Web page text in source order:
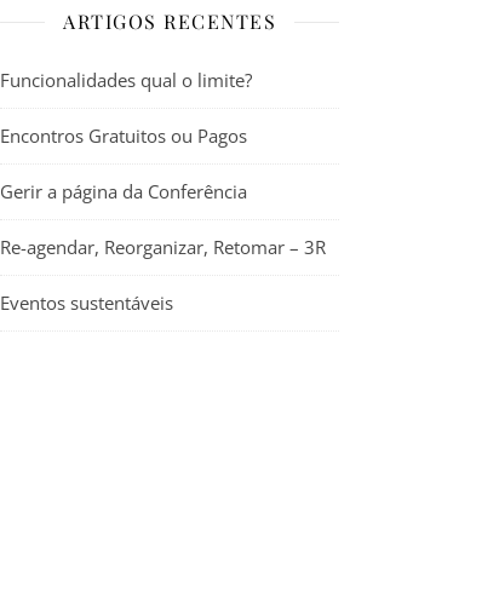
ARTIGOS RECENTES
Funcionalidades qual o limite?
Encontros Gratuitos ou Pagos
Gerir a página da Conferência
Re-agendar, Reorganizar, Retomar – 3R
Eventos sustentáveis